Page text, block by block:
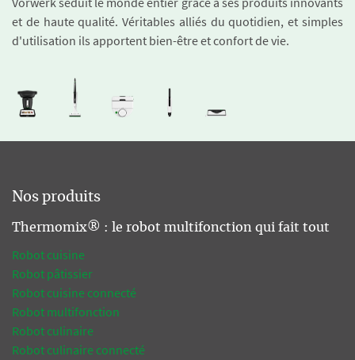
et de haute qualité. Véritables alliés du quotidien, et simples
d'utilisation ils apportent bien-être et confort de vie.
Nos produits
Thermomix® : le robot multifonction qui fait tout
Robot cuisine
Robot pâtissier
Robot cuisine connecté
Robot multifonction
Robot culinaire
Robot culinaire connecté